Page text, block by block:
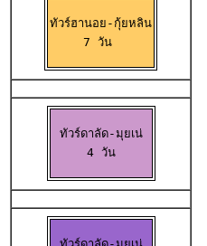
ทัวร์ฮานอย-กุ้ยหลิน
7 วัน
ทัวร์ดาลัด-มุยเน่
4 วัน